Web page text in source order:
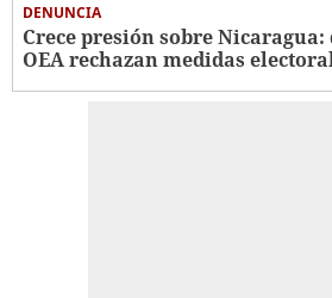
DENUNCIA
Crece presión sobre Nicaragua:
OEA rechazan medidas